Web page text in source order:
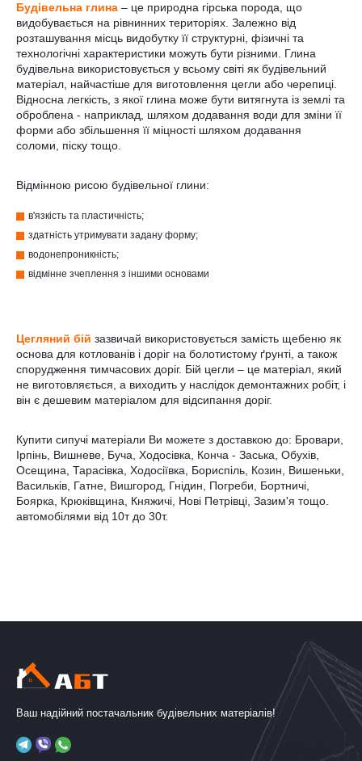
Будівельна глина – це природна гірська порода, що
видобувається на рівнинних територіях. Залежно від
розташування місць видобутку її структурні, фізичні та
технологічні характеристики можуть бути різними. Глина
будівельна використовується у всьому світі як будівельний
матеріал, найчастіше для виготовлення цегли або черепиці.
Відносна легкість, з якої глина може бути витягнута із землі та
оброблена - наприклад, шляхом додавання води для зміни її
форми або збільшення її міцності шляхом додавання
соломи, піску тощо.
Відмінною рисою будівельної глини:
в'язкість та пластичність;
здатність утримувати задану форму;
водонепроникність;
відмінне зчеплення з іншими основами
Цегляний бій зазвичай використовується замість щебеню як
основа для котлованів і доріг на болотистому ґрунті, а також
спорудження тимчасових доріг. Бій цегли – це матеріал, який
не виготовляється, а виходить у наслідок демонтажних робіт, і
він є дешевим матеріалом для відсипання доріг.
Купити сипучі матеріали Ви можете з доставкою до: Бровари,
Ірпінь, Вишневе, Буча, Ходосівка, Конча - Заська, Обухів,
Осещина, Тарасівка, Ходосіївка, Бориспіль, Козин, Вишеньки,
Васильків, Гатне, Вишгород, Гнідин, Погреби, Бортничі,
Боярка, Крюківщина, Княжичі, Нові Петрівці, Зазим'я тощо.
автомобілями від 10т до 30т.
Ваш надійний постачальник будівельних матеріалів!